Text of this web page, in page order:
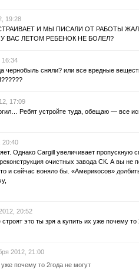
19:28
И МЫ ПИСАЛИ ОТ РАБОТЫ
ВАС ЛЕТОМ РЕБЕНОК НЕ БОЛЕЛ?
16:34
чернобыль сняли? или все вредные
17:09
Ребят устройте туда, обещаю — все
20:40
Однако Cargill увеличивает пропускную
очистных завода СК. А вы
и сейчас воняло бы. «Америкосов»
20:52
это ты зря а купить их уже почему то
2012, 21:00
уже почему то 2года не могут